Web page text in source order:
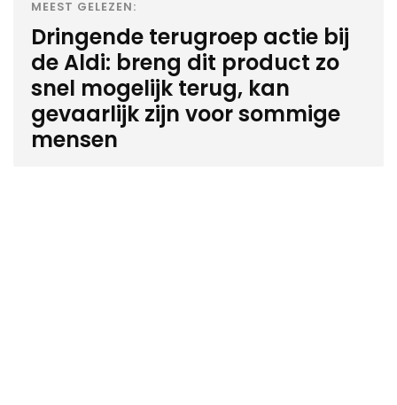
MEEST GELEZEN:
Dringende terugroep actie bij
de Aldi: breng dit product zo
snel mogelijk terug, kan
gevaarlijk zijn voor sommige
mensen